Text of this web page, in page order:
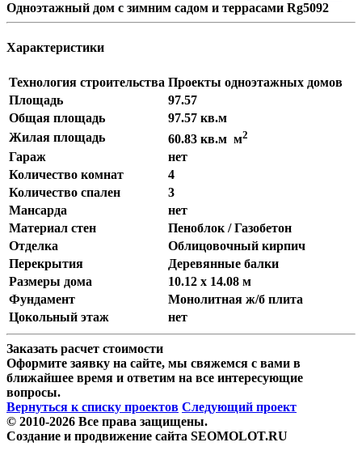
Одноэтажный дом с зимним садом и террасами Rg5092
Характеристики
Технология строительства Проекты одноэтажных домов
Площадь
97.57
Общая площадь
97.57 кв.м
Жилая площадь
60.83 кв.м м2
Гараж
нет
Количество комнат
4
Количество спален
3
Мансарда
нет
Материал стен
Пеноблок / Газобетон
Отделка
Облицовочный кирпич
Перекрытия
Деревянные балки
Размеры дома
10.12 x 14.08 м
Фундамент
Монолитная ж/б плита
Цокольный этаж
нет
Заказать расчет стоимости
Оформите заявку на сайте, мы свяжемся с вами в
ближайшее время и ответим на все интересующие
вопросы.
Вернуться к списку проектов Следующий проект
© 2010-2026 Все права защищены.
Создание и продвижение сайта SEOMOLOT.RU